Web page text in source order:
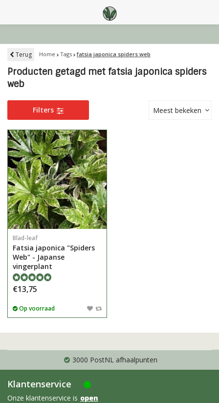
Terug Home Tags fatsia japonica spiders web
Producten getagd met fatsia japonica spiders
web
Filters Meest bekeken
Blad-leaf
Fatsia japonica "Spiders
Web" - Japanse
vingerplant
€13,75
Op voorraad
3000 PostNL afhaalpunten
Klantenservice
Onze klantenservice is open